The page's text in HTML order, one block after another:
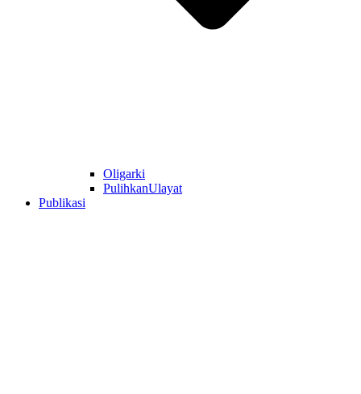
Oligarki
PulihkanUlayat
Publikasi